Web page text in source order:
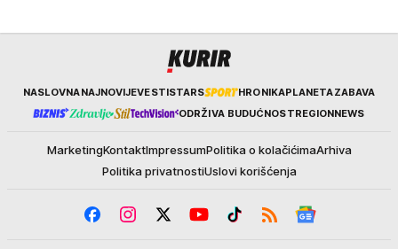
KurirNASLOVNANAJNOVIJEVESTISTARS HRONIKAPLANETAZABAVA
ODRŽIVA BUDUĆNOSTREGIONNEWS
MarketingKontaktImpressumPolitika o kolačićimaArhiva
Politika privatnostiUslovi korišćenja